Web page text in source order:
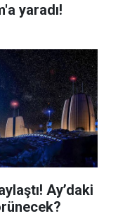
yaradı!
Ay’daki